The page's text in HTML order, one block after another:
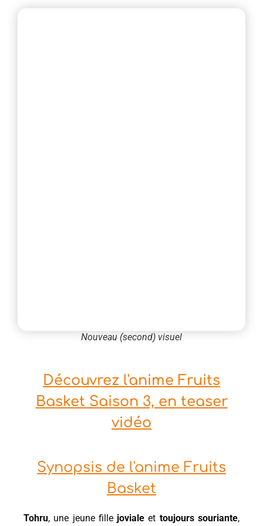
Nouveau (second) visuel
Découvrez l'anime Fruits
Basket Saison 3, en teaser
vidéo
Synopsis de l'anime Fruits
Basket
Tohru, une jeune fille joviale et toujours souriante,